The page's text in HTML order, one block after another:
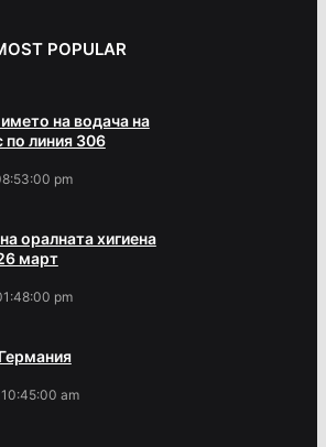
POPULAR
на водача на
по линия 306
pm
оралната хигиена
март
pm
am